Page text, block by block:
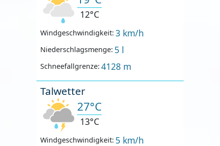
12°C
Windgeschwindigkeit: 3 km/h
Niederschlagsmenge: 5 l
Schneefallgrenze: 4128 m
Talwetter
27°C
13°C
Windgeschwindigkeit: 5 km/h